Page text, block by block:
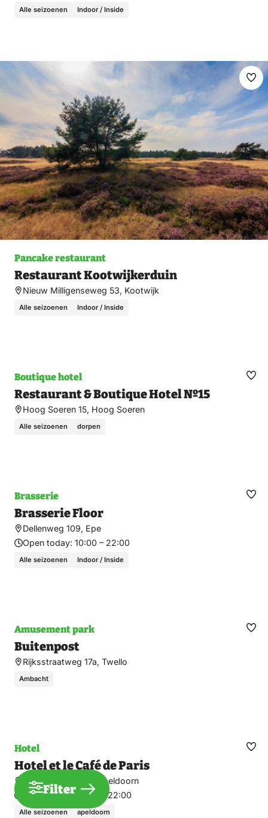
Alle seizoenen Indoor / Inside
Pancake restaurant
Restaurant Kootwijkerduin
Nieuw Milligenseweg 53, Kootwijk
Alle seizoenen Indoor / Inside
Boutique hotel
Restaurant & Boutique Hotel Nº15
Hoog Soeren 15, Hoog Soeren
Alle seizoenen dorpen
Brasserie
Brasserie Floor
Dellenweg 109, Epe
Open today: 10:00 – 22:00
Alle seizoenen Indoor / Inside
Amusement park
Buitenpost
Rijksstraatweg 17a, Twello
Ambacht
Hotel
Hotel et le Café de Paris
Raadhuisplein 5 5, Apeldoorn
Open today:
08:00 – 22:00
Alle seizoenen apeldoorn
Filter